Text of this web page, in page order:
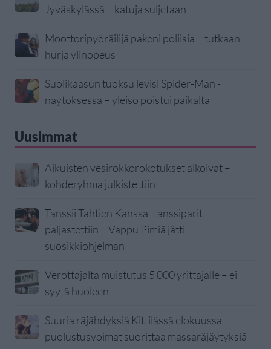
Jyväskylässä – katuja suljetaan
Moottoripyöräilijä pakeni poliisia – tutkaan
hurja ylinopeus
Suolikaasun tuoksu levisi Spider-Man -
näytöksessä – yleisö poistui paikalta
Uusimmat
Aikuisten vesirokkorokotukset alkoivat –
kohderyhmä julkistettiin
Tanssii Tähtien Kanssa -tanssiparit
paljastettiin – Vappu Pimiä jätti
suosikkiohjelman
Verottajalta muistutus 5 000 yrittäjälle – ei
syytä huoleen
Suuria räjähdyksiä Kittilässä elokuussa –
puolustusvoimat suorittaa massaräjäytyksiä